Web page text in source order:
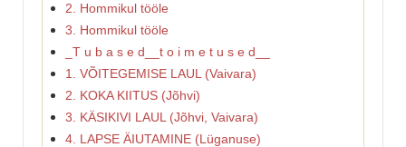
2. Hommikul tööle
3. Hommikul tööle
_T u b a s e d__t o i m e t u s e d__
1. VÕITEGEMISE LAUL (Vaivara)
2. KOKA KIITUS (Jõhvi)
3. KÄSIKIVI LAUL (Jõhvi, Vaivara)
4. LAPSE ÄIUTAMINE (Lüganuse)